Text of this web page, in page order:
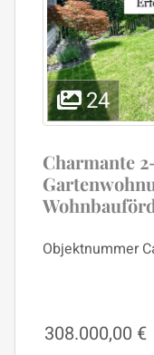
24
Charmante
Objektnummer
308.000,00 €